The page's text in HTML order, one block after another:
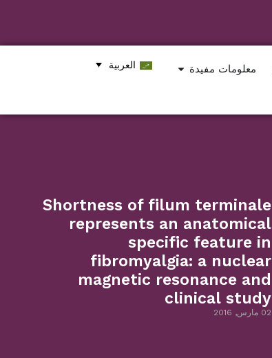
معلومات مفيدة العربية
Shortness of filum terminale
represents an anatomical
specific feature in
fibromyalgia: a nuclear
magnetic resonance and
clinical study
02 مارس, 2016